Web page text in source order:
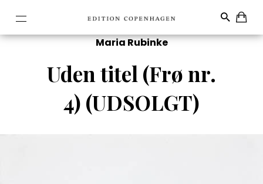
Maria Rubinke
Uden titel (Frø nr.
4) (UDSOLGT)